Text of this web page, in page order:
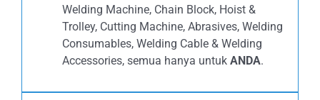
Welding Machine, Chain Block, Hoist &
Trolley, Cutting Machine, Abrasives, Welding
Consumables, Welding Cable & Welding
Accessories, semua hanya untuk ANDA.